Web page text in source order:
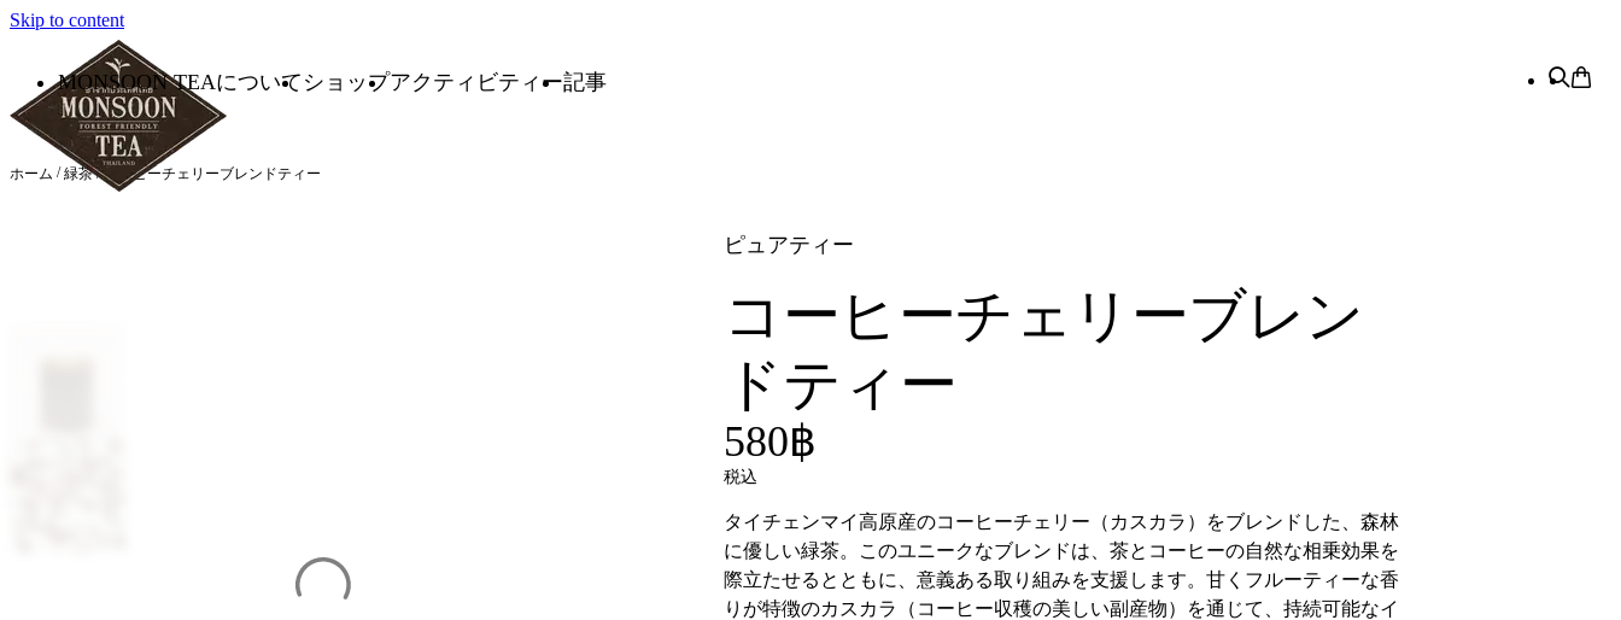
Skip to content
MONSOON TEAについて ショップアクティビティー記事
ホーム /緑茶/ コーヒーチェリーブレンドティー
ピュアティー
コーヒーチェリーブレン
ドティー
580฿
税込
タイチェンマイ高原産のコーヒーチェリー（カスカラ）をブレンドした、森林
に優しい緑茶。このユニークなブレンドは、茶とコーヒーの自然な相乗効果を
際立たせるとともに、意義ある取り組みを支援します。甘くフルーティーな香
りが特徴のカスカラ（コーヒー収穫の美しい副産物）を通じて、持続可能なイ